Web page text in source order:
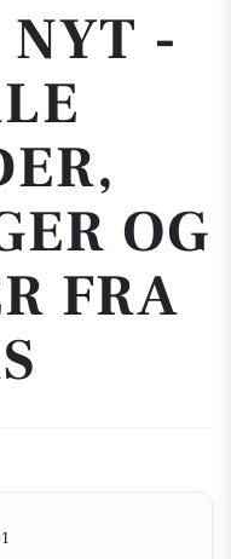
NYT -
OG
FRA